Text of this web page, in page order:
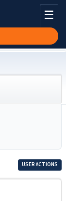
☰
USER ACTIONS